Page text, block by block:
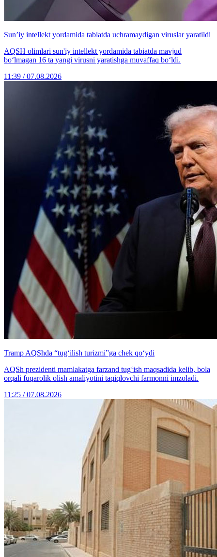
Sun’iy intellekt yordamida tabiatda uchramaydigan viruslar yaratildi
AQSH olimlari sun'iy intellekt yordamida tabiatda mavjud
bo‘lmagan 16 ta yangi virusni yaratishga muvaffaq bo‘ldi.
11:39 / 07.08.2026
Tramp AQShda “tug‘ilish turizmi”ga chek qo‘ydi
AQSh prezidenti mamlakatga farzand tug‘ish maqsadida kelib, bola
orqali fuqarolik olish amaliyotini taqiqlovchi farmonni imzoladi.
11:25 / 07.08.2026